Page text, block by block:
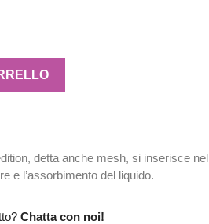
detta anche mesh, si inserisce nel
e l’assorbimento del liquido.
Chatta con noi!